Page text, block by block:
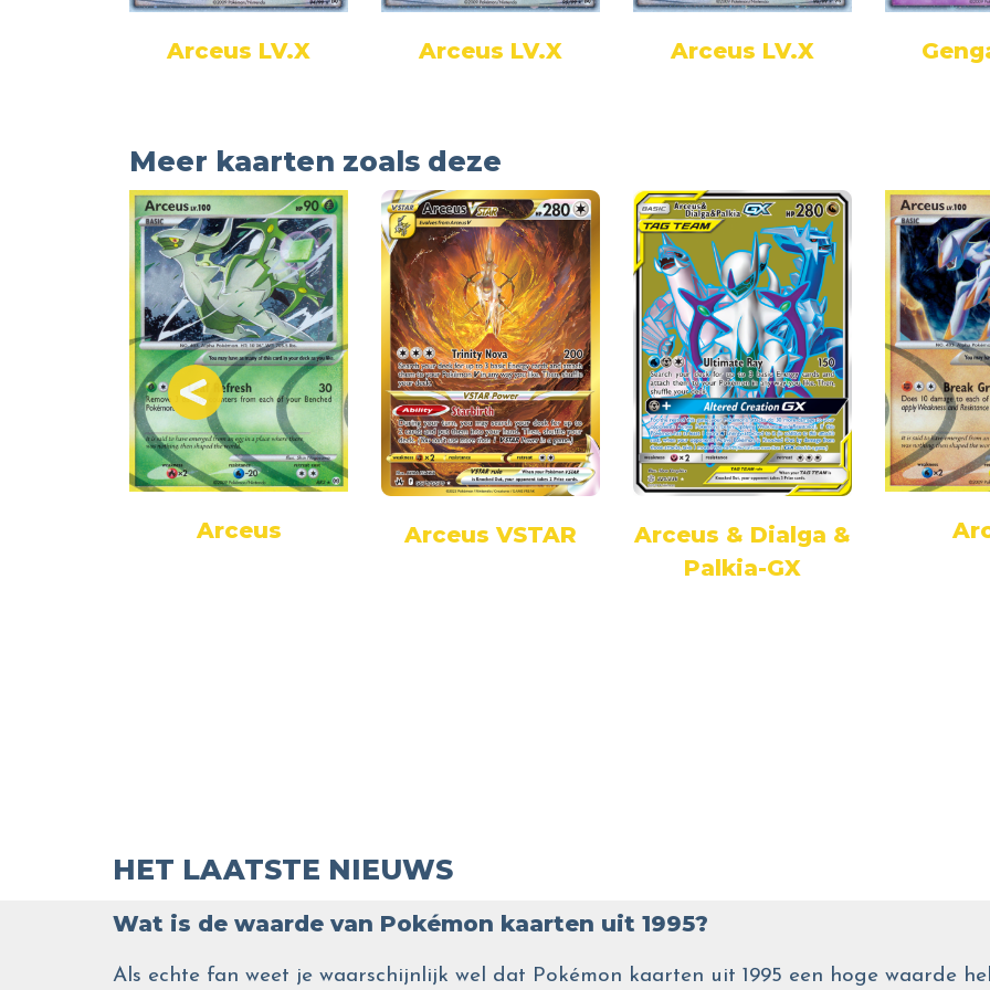
Arceus LV.X Arceus LV.X Arceus LV.X
Meer kaarten zoals deze
Arceus Arceus VSTAR
Arceus & Dialga &
Palkia-GX
HET LAATSTE NIEUWS
Wat is de waarde van Pokémon kaarten uit 1995?
Als echte fan weet je waarschijnlijk wel dat Pokémon kaarten uit 1995 een hoge waarde